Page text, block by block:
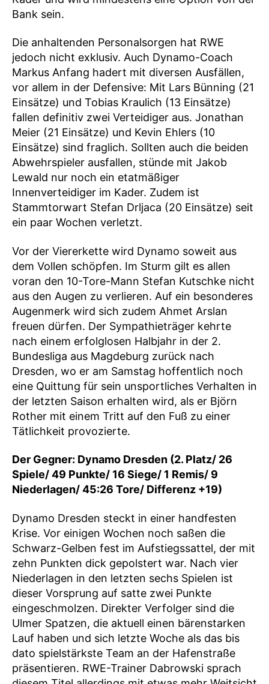
Bank sein.
Die anhaltenden Personalsorgen hat RWE
jedoch nicht exklusiv. Auch Dynamo-Coach
Markus Anfang hadert mit diversen Ausfällen,
vor allem in der Defensive: Mit Lars Bünning (21
Einsätze) und Tobias Kraulich (13 Einsätze)
fallen definitiv zwei Verteidiger aus. Jonathan
Meier (21 Einsätze) und Kevin Ehlers (10
Einsätze) sind fraglich. Sollten auch die beiden
Abwehrspieler ausfallen, stünde mit Jakob
Lewald nur noch ein etatmäßiger
Innenverteidiger im Kader. Zudem ist
Stammtorwart Stefan Drljaca (20 Einsätze) seit
ein paar Wochen verletzt.
Vor der Viererkette wird Dynamo soweit aus
dem Vollen schöpfen. Im Sturm gilt es allen
voran den 10-Tore-Mann Stefan Kutschke nicht
aus den Augen zu verlieren. Auf ein besonderes
Augenmerk wird sich zudem Ahmet Arslan
freuen dürfen. Der Sympathieträger kehrte
nach einem erfolglosen Halbjahr in der 2.
Bundesliga aus Magdeburg zurück nach
Dresden, wo er am Samstag hoffentlich noch
eine Quittung für sein unsportliches Verhalten in
der letzten Saison erhalten wird, als er Björn
Rother mit einem Tritt auf den Fuß zu einer
Tätlichkeit provozierte.
Der Gegner: Dynamo Dresden (2. Platz/ 26
Spiele/ 49 Punkte/ 16 Siege/ 1 Remis/ 9
Niederlagen/ 45:26 Tore/ Differenz +19)
Dynamo Dresden steckt in einer handfesten
Krise. Vor einigen Wochen noch saßen die
Schwarz-Gelben fest im Aufstiegssattel, der mit
zehn Punkten dick gepolstert war. Nach vier
Niederlagen in den letzten sechs Spielen ist
dieser Vorsprung auf satte zwei Punkte
eingeschmolzen. Direkter Verfolger sind die
Ulmer Spatzen, die aktuell einen bärenstarken
Lauf haben und sich letzte Woche als das bis
dato spielstärkste Team an der Hafenstraße
präsentieren. RWE-Trainer Dabrowski sprach